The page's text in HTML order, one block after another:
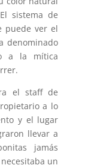
sistema de
puede ver el
denominado
a la mítica
el staff de
a lo
y el lugar
llevar a
jamás
un